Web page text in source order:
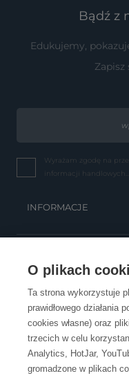
O plikach
Ta strona wykorzystuje
prawidłowego działania
cookies własne) oraz
trzecich w celu
Analytics, HotJar,
gromadzone w plikach
Bądź z
Edukujemy,
Zapisz
Wyrażam zgodę na
informacji handlowych...
INFORMACJE
OBSŁUGA KLIENTA
KONTAKT